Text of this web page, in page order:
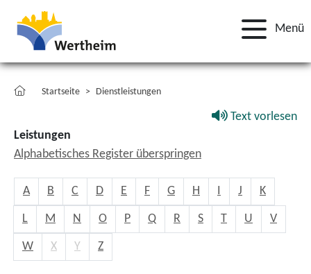
Menü
Startseite Dienstleistungen
Text vorlesen
Leistungen
Alphabetisches Register überspringen
A B C D E F G H I J K
L M N O P Q R S T U V
W X Y Z